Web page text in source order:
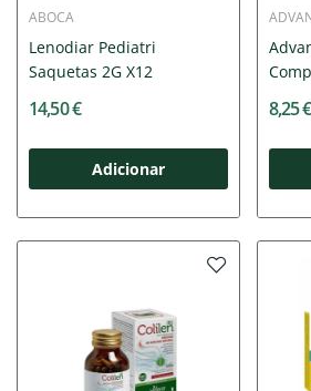
ABOCA
Lenodiar Pediatri
Saquetas 2G X12
14,50 €
Adicionar
8,25 €